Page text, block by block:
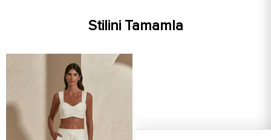
Stilini Tamamla